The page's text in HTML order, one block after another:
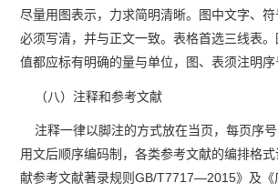
尽量用图表示，力求简明清晰。图中文字、
必须写清，并与正文一致。表格首选三线表
值都应标有明确的量与单位，图、表须注明序
（八）注释和参考文献
注释一律以脚注的方式放在当页，每页序
用文后顺序编码制，各类参考文献的编排格
献参考文献著录规则GB/T7717—2015》及《